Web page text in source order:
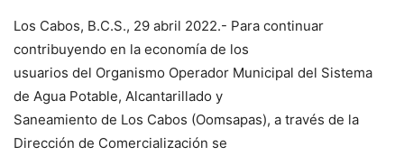
Los Cabos, B.C.S., 29 abril 2022.- Para continuar
contribuyendo en la economía de los
usuarios del Organismo Operador Municipal del Sistema
de Agua Potable, Alcantarillado y
Saneamiento de Los Cabos (Oomsapas), a través de la
Dirección de Comercialización se